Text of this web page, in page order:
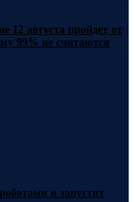
12 августа пройдет от
99% не считаются
и запустит